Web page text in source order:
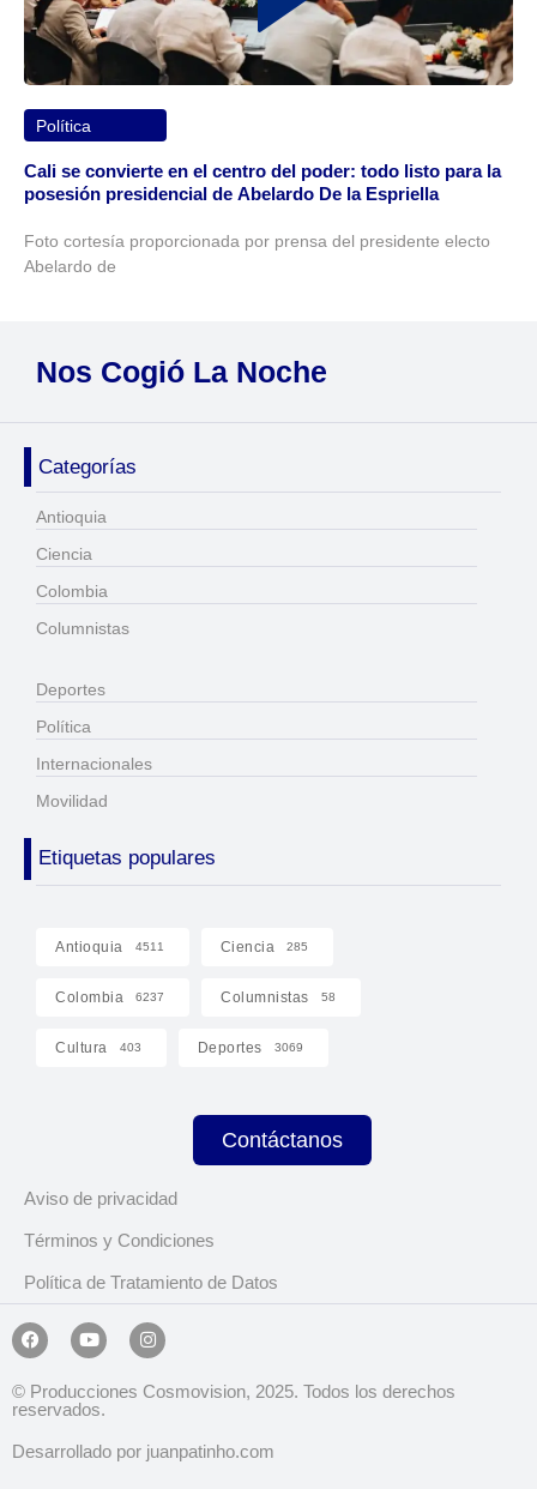
Política
Cali se convierte en el centro del poder: todo listo para la
posesión presidencial de Abelardo De la Espriella
Foto cortesía proporcionada por prensa del presidente electo
Abelardo de
Nos Cogió La Noche
Categorías
Antioquia
Ciencia
Colombia
Columnistas
Deportes
Política
Internacionales
Movilidad
Etiquetas populares
Antioquia 4511 Ciencia 285
Colombia 6237 Columnistas 58
Cultura 403 Deportes 3069
Contáctanos
Aviso de privacidad
Términos y Condiciones
Política de Tratamiento de Datos
© Producciones Cosmovision, 2025. Todos los derechos
reservados.
Desarrollado por juanpatinho.com